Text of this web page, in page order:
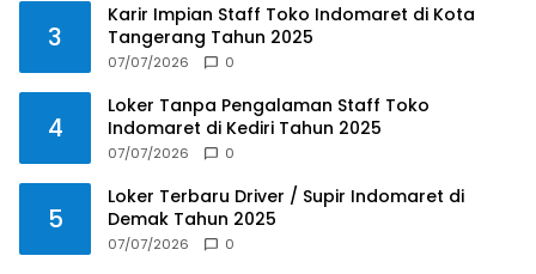
3
Karir Impian Staff Toko Indomaret di Kota
Tangerang Tahun 2025
07/07/2026 0
4
Loker Tanpa Pengalaman Staff Toko
Indomaret di Kediri Tahun 2025
07/07/2026 0
5
Loker Terbaru Driver / Supir Indomaret di
Demak Tahun 2025
07/07/2026 0